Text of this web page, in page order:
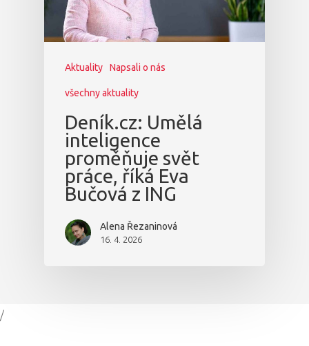
Aktuality Napsali o nás
všechny aktuality
Deník.cz: Umělá
inteligence
proměňuje svět
práce, říká Eva
Bučová z ING
Alena Řezaninová
16. 4. 2026
/